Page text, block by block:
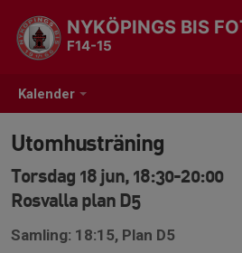
Kalender
NYKÖPINGS BIS
F14-15
Utomhusträning
Torsdag 18 jun, 18:30-20:00
Rosvalla plan D5
Samling: 18:15, Plan D5